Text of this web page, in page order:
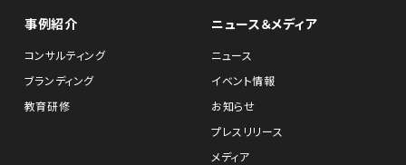
事例紹介
コンサルティング
ブランディング
教育研修
ニュース＆メディア
ニュース
イベント情報
お知らせ
プレスリリース
メディア